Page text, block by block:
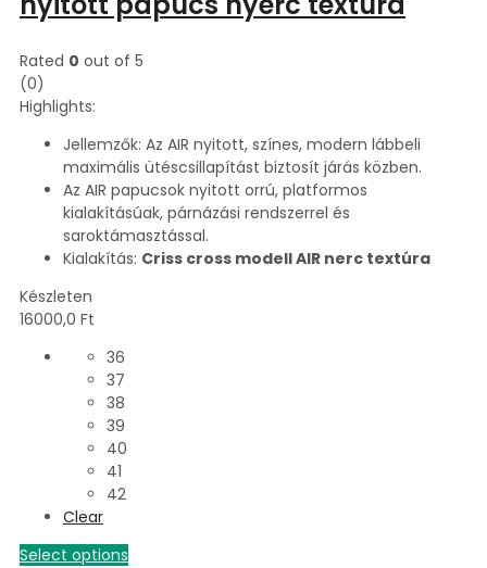
Rated 0 out of 5
(0)
Highlights:
Jellemzők: Az AIR nyitott, színes, modern lábbeli
maximális ütéscsillapítást biztosít járás közben.
Az AIR papucsok nyitott orrú, platformos
kialakításúak, párnázási rendszerrel és
saroktámasztással.
Kialakítás: Criss cross modell AIR nerc textúra
Készleten
16000,0 Ft
36
37
38
39
40
41
42
Clear
Select options